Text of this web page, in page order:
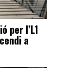
per l’L1
a